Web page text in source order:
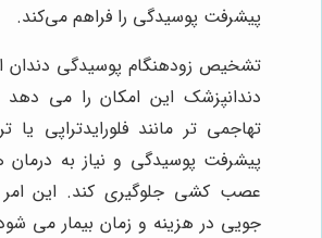
پیشرفت پوسیدگی را فراهم می‌کند.
تشخیص زودهنگام پوسیدگی دندان
دندانپزشک این امکان را می
تهاجمی تر مانند فلورایدتراپی
پیشرفت پوسیدگی و نیاز به درمان
عصب کشی جلوگیری کند. این امر
جویی در هزینه و زمان بیمار می